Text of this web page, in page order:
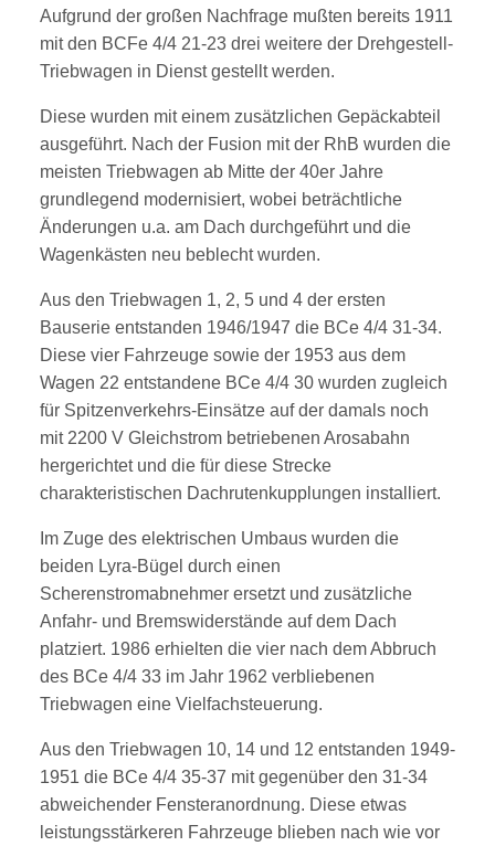
Aufgrund der großen Nachfrage mußten bereits 1911
mit den BCFe 4/4 21-23 drei weitere der Drehgestell-
Triebwagen in Dienst gestellt werden.
Diese wurden mit einem zusätzlichen Gepäckabteil
ausgeführt. Nach der Fusion mit der RhB wurden die
meisten Triebwagen ab Mitte der 40er Jahre
grundlegend modernisiert, wobei beträchtliche
Änderungen u.a. am Dach durchgeführt und die
Wagenkästen neu beblecht wurden.
Aus den Triebwagen 1, 2, 5 und 4 der ersten
Bauserie entstanden 1946/1947 die BCe 4/4 31-34.
Diese vier Fahrzeuge sowie der 1953 aus dem
Wagen 22 entstandene BCe 4/4 30 wurden zugleich
für Spitzenverkehrs-Einsätze auf der damals noch
mit 2200 V Gleichstrom betriebenen Arosabahn
hergerichtet und die für diese Strecke
charakteristischen Dachrutenkupplungen installiert.
Im Zuge des elektrischen Umbaus wurden die
beiden Lyra-Bügel durch einen
Scherenstromabnehmer ersetzt und zusätzliche
Anfahr- und Bremswiderstände auf dem Dach
platziert. 1986 erhielten die vier nach dem Abbruch
des BCe 4/4 33 im Jahr 1962 verbliebenen
Triebwagen eine Vielfachsteuerung.
Aus den Triebwagen 10, 14 und 12 entstanden 1949-
1951 die BCe 4/4 35-37 mit gegenüber den 31-34
abweichender Fensteranordnung. Diese etwas
leistungsstärkeren Fahrzeuge blieben nach wie vor